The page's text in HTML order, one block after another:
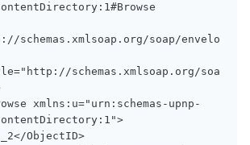
schemas.xmlsoap.org/soap/envelo
schemas.xmlsoap.org/soa
xmlns:u="urn:schemas-upnp-
ObjectID>